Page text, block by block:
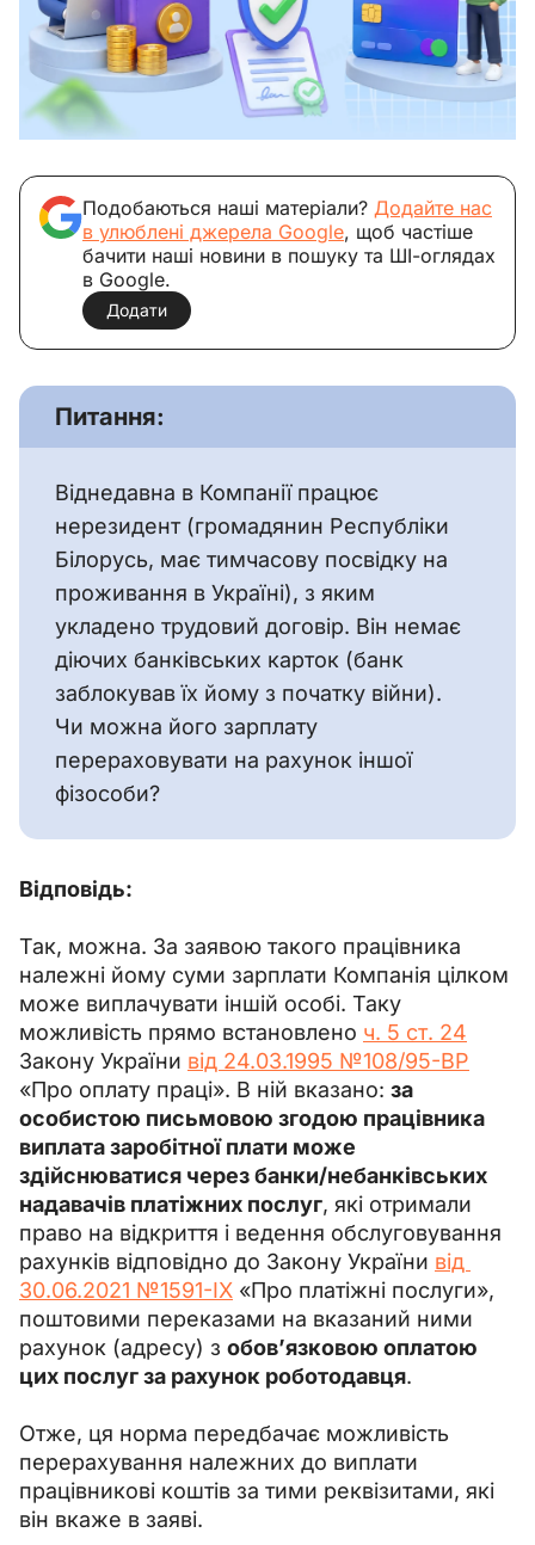
Подобаються наші матеріали? Додайте нас
в улюблені джерела Google, щоб частіше
бачити наші новини в пошуку та ШІ-оглядах
в Google.
Додати
Питання:
Віднедавна в Компанії працює
нерезидент (громадянин Республіки
Білорусь, має тимчасову посвідку на
проживання в Україні), з яким
укладено трудовий договір. Він немає
діючих банківських карток (банк
заблокував їх йому з початку війни).
Чи можна його зарплату
перераховувати на рахунок іншої
фізособи?
Відповідь:
Так, можна. За заявою такого працівника
належні йому суми зарплати Компанія цілком
може виплачувати іншій особі. Таку
можливість прямо встановлено ч. 5 ст. 24
Закону України від 24.03.1995 №108/95-ВР
«Про оплату праці». В ній вказано: за
особистою письмовою згодою працівника
виплата заробітної плати може
здійснюватися через банки/небанківських
надавачів платіжних послуг, які отримали
право на відкриття і ведення обслуговування
рахунків відповідно до Закону України від
30.06.2021 №1591-IX «Про платіжні послуги»,
поштовими переказами на вказаний ними
рахунок (адресу) з обов’язковою оплатою
цих послуг за рахунок роботодавця.
Отже, ця норма передбачає можливість
перерахування належних до виплати
працівникові коштів за тими реквізитами, які
він вкаже в заяві.